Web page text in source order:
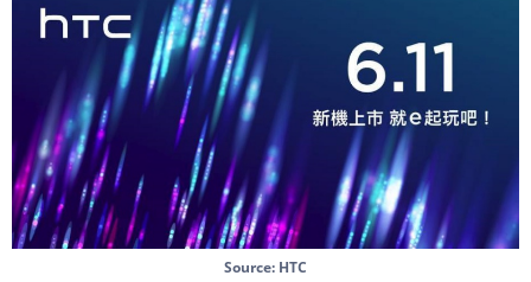
Source: HTC